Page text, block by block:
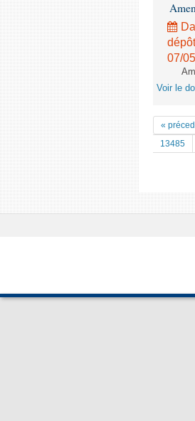
07/
Voir le
«
13485